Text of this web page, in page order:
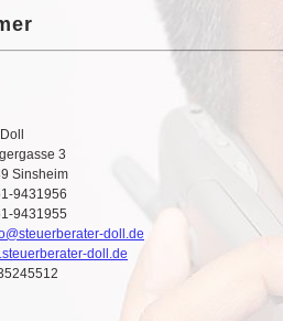
3
Sinsheim
9431956
9431955
doll.de
doll.de